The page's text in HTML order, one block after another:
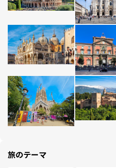
旅のテーマ